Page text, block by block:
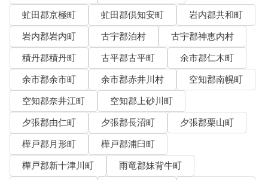
虻田郡京極町
虻田郡倶知安町
岩内郡共和町
岩内郡岩内町
古宇郡泊村
古宇郡神恵内村
積丹郡積丹町
古平郡古平町
余市郡仁木町
余市郡余市町
余市郡赤井川村
空知郡南幌町
空知郡奈井江町
空知郡上砂川町
夕張郡由仁町
夕張郡長沼町
夕張郡栗山町
樺戸郡月形町
樺戸郡浦臼町
樺戸郡新十津川町
雨竜郡妹背牛町